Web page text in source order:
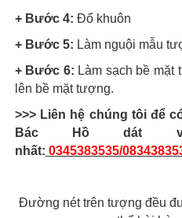
+ Bước 4: Đổ khuôn
+ Bước 5: Làm nguội mẫu
+ Bước 6: Làm sạch bề mặt
lên bề mặt tượng.
>>> Liên hệ chúng tôi để
Bác Hồ dát
nhất: 0345383535/
Đường nét trên tượng đều